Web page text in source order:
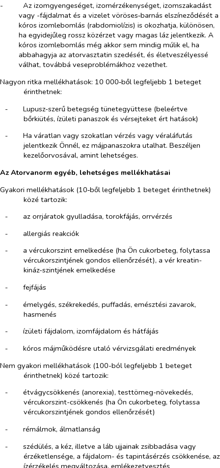
-​
Az izomgyengeséget, izomérzékenységet, izomszakadást
vagy -fájdalmat és a vizelet vöröses‑barnás elszíneződését a
kóros izomlebomlás (rabdomiolízis) is okozhatja, különösen,
ha egyidejűleg rossz közérzet vagy magas láz jelentkezik. A
kóros izomlebomlás még akkor sem mindig múlik el, ha
abbahagyja az atorvasztatin szedését, és életveszélyessé
válhat, továbbá veseproblémákhoz vezethet.
Nagyon ritka mellékhatások: 10 000‑ből legfeljebb 1 beteget
érinthetnek:
-​
Lupusz-szerű betegség tünetegyüttese (beleértve
bőrkiütés, ízületi panaszok és vérsejteket ért hatások)
-​
Ha váratlan vagy szokatlan vérzés vagy véraláfutás
jelentkezik Önnél, ez májpanaszokra utalhat. Beszéljen
kezelőorvosával, amint lehetséges.
Az Atorvanorm egyéb, lehetséges mellékhatásai
Gyakori mellékhatások (10‑ből legfeljebb 1 beteget érinthetnek)
közé tartozik:
-​
az orrjáratok gyulladása, torokfájás, orrvérzés
-​
allergiás reakciók
-​
a vércukorszint emelkedése (ha Ön cukorbeteg, folytassa
vércukorszintjének gondos ellenőrzését), a vér kreatin-
kináz-szintjének emelkedése
-​
fejfájás
-​
émelygés, székrekedés, puffadás, emésztési zavarok,
hasmenés
-​
ízületi fájdalom, izomfájdalom és hátfájás
-​
kóros májműködésre utaló vérvizsgálati eredmények
Nem gyakori mellékhatások (100-ból legfeljebb 1 beteget
érinthetnek) közé tartozik:
-​
étvágycsökkenés (anorexia), testtömeg-növekedés,
vércukorszint-csökkenés (ha Ön cukorbeteg, folytassa
vércukorszintjének gondos ellenőrzését)
-​
rémálmok, álmatlanság
-​
szédülés, a kéz, illetve a láb ujjainak zsibbadása vagy
érzéketlensége, a fájdalom- és tapintásérzés csökkenése, az
ízérzékelés megváltozása, emlékezetvesztés